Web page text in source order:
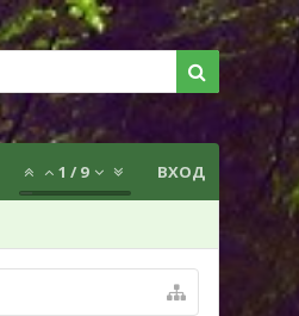
1 / 9 ВХОД